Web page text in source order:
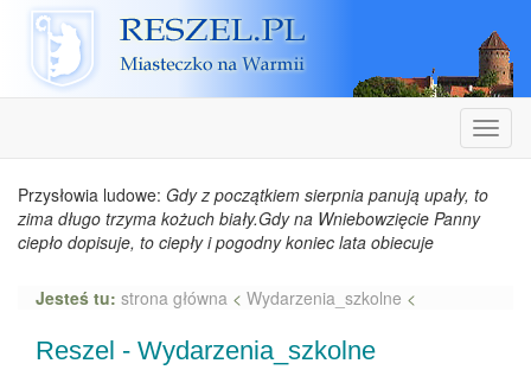
Reszel
Przysłowia ludowe: Gdy z początkiem sierpnia panują upały, to
zima długo trzyma kożuch biały.Gdy na Wniebowzięcie Panny
ciepło dopisuje, to ciepły i pogodny koniec lata obiecuje
Jesteś tu: strona główna < Wydarzenia_szkolne <
Reszel - Wydarzenia_szkolne